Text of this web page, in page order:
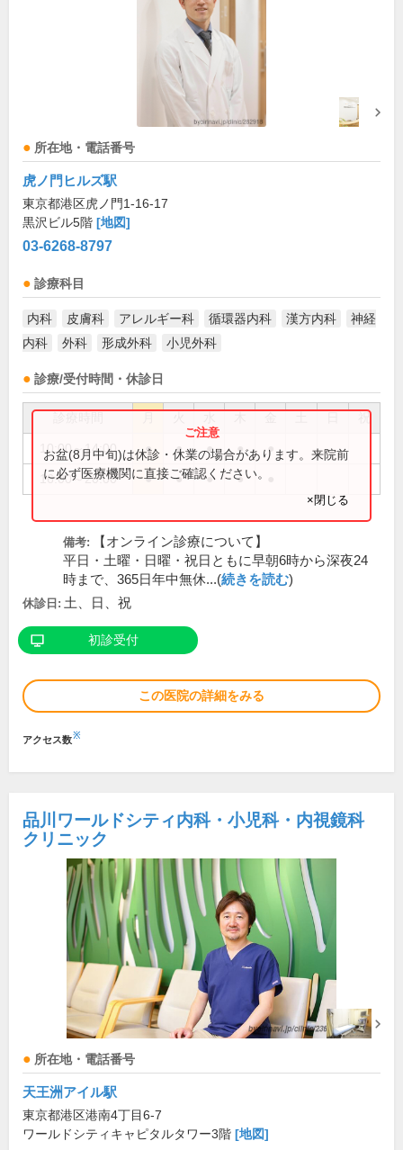
所在地・電話番号
虎ノ門ヒルズ駅
東京都港区虎ノ門1-16-17
黒沢ビル5階 [地図]
03-6268-8797
診療科目
内科 皮膚科 アレルギー科 循環器内科 漢方内科
神経
内科
外科 形成外科 小児外科
診療/受付時間・休診日
祝
10:00～14:00 ● ● ● ● ●
16:00～20:00 ● ● ● ●
お盆(8月中旬)は休診・休業の場合があります。来院前
に必ず医療機関に直接ご確認ください。
×閉じる
備考:
【オンライン診療について】
平日・土曜・日曜・祝日ともに早朝6時から深夜24
時まで、365日年中無休...(続きを読む)
休診日: 土、日、祝
初診受付
この医院の詳細をみる
アクセス数※
品川ワールドシティ内科・小児科・内視鏡科
クリニック
所在地・電話番号
天王洲アイル駅
東京都港区港南4丁目6-7
ワールドシティキャピタルタワー3階 [地図]